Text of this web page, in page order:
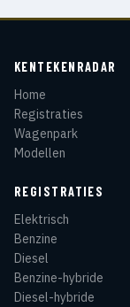
KENTEKENRADAR
Home
Registraties
Wagenpark
Modellen
REGISTRATIES
Elektrisch
Benzine
Diesel
Benzine-hybride
Diesel-hybride